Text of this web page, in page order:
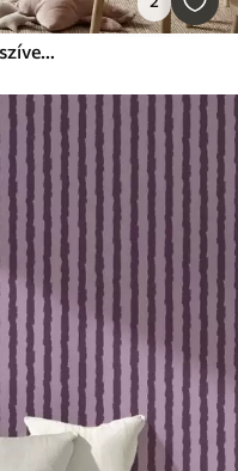
Falvédő Pasztell színekkel festett szívek lágy, világos háttér előtt